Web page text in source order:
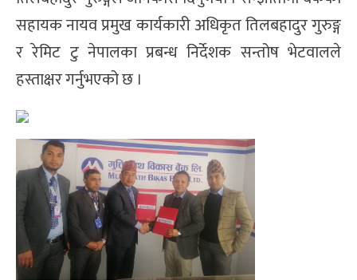
सहायक नायव प्रमुख कार्यकारी अधिकृत तिलबहादुर गुरुङ्ग
र रेमिट टु नेपालका प्रबन्ध निर्देशक सन्तोष भेटवालले
हस्ताक्षर गर्नुभएको छ ।